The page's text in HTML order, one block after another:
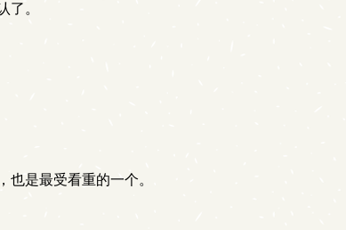
了。
是最受看重的一个。